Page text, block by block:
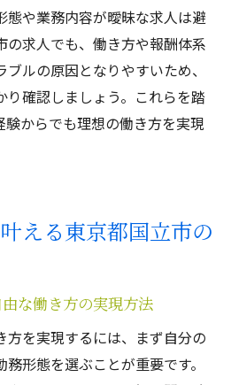
態や業務内容が曖昧な求人は避
の求人でも、働き方や報酬体系
ルの原因となりやすいため、
り確認しましょう。これらを踏
験からでも理想の働き方を実現
える東京都国立市の
な働き方の実現方法
方を実現するには、まず自分の
形態を選ぶことが重要です。